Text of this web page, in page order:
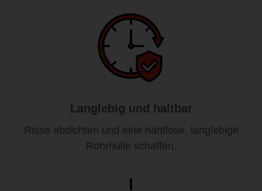
Langlebig und haltbar
Risse abdichten und eine nahtlose, langlebige
Rohrhülle schaffen.